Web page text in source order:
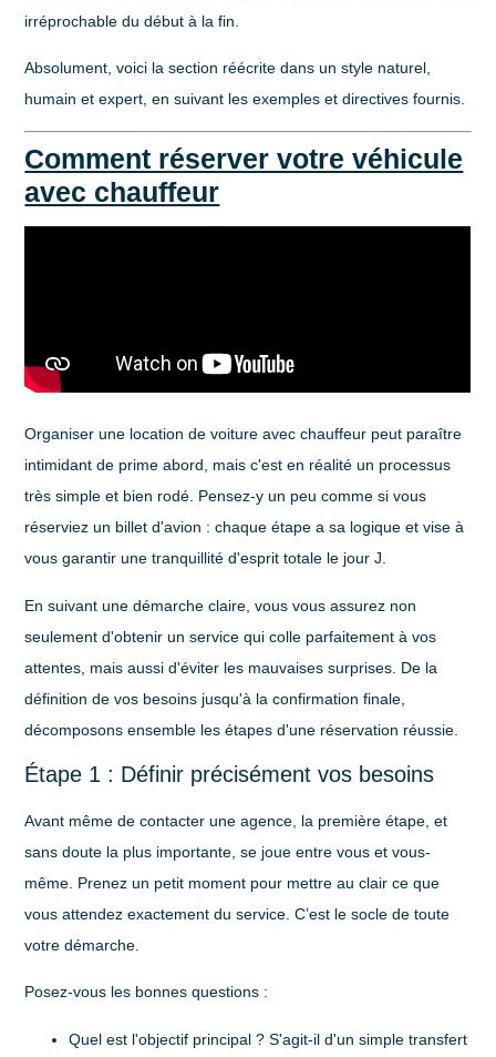
irréprochable du début à la fin.
Absolument, voici la section réécrite dans un style naturel,
humain et expert, en suivant les exemples et directives fournis.
Comment réserver votre véhicule
avec chauffeur
Organiser une location de voiture avec chauffeur peut paraître
intimidant de prime abord, mais c'est en réalité un processus
très simple et bien rodé. Pensez-y un peu comme si vous
réserviez un billet d'avion : chaque étape a sa logique et vise à
vous garantir une tranquillité d'esprit totale le jour J.
En suivant une démarche claire, vous vous assurez non
seulement d'obtenir un service qui colle parfaitement à vos
attentes, mais aussi d'éviter les mauvaises surprises. De la
définition de vos besoins jusqu'à la confirmation finale,
décomposons ensemble les étapes d'une réservation réussie.
Étape 1 : Définir précisément vos besoins
Avant même de contacter une agence, la première étape, et
sans doute la plus importante, se joue entre vous et vous-
même. Prenez un petit moment pour mettre au clair ce que
vous attendez exactement du service. C’est le socle de toute
votre démarche.
Posez-vous les bonnes questions :
Quel est l'objectif principal ? S'agit-il d'un simple transfert